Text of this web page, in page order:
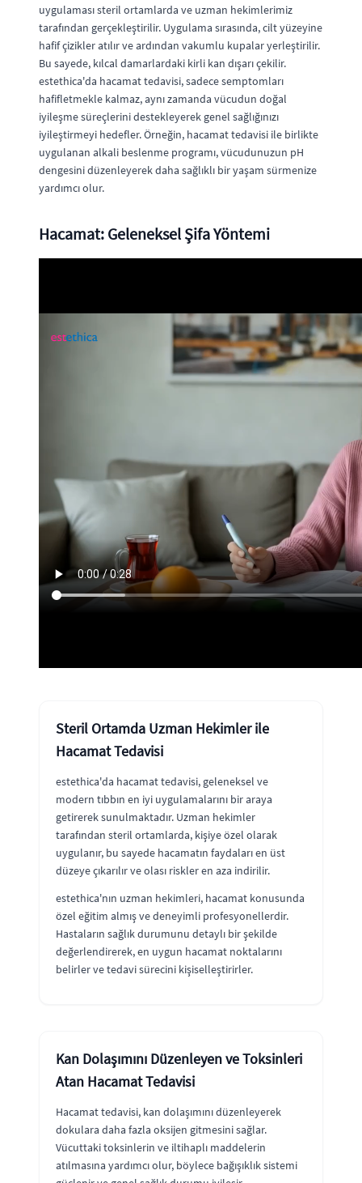
uygulaması steril ortamlarda ve uzman hekimlerimiz
tarafından gerçekleştirilir. Uygulama sırasında, cilt yüzeyine
hafif çizikler atılır ve ardından vakumlu kupalar yerleştirilir.
Bu sayede, kılcal damarlardaki kirli kan dışarı çekilir.
estethica'da hacamat tedavisi, sadece semptomları
hafifletmekle kalmaz, aynı zamanda vücudun doğal
iyileşme süreçlerini destekleyerek genel sağlığınızı
iyileştirmeyi hedefler. Örneğin, hacamat tedavisi ile birlikte
uygulanan alkali beslenme programı, vücudunuzun pH
dengesini düzenleyerek daha sağlıklı bir yaşam sürmenize
yardımcı olur.
Hacamat: Geleneksel Şifa Yöntemi
Steril Ortamda Uzman Hekimler ile
Hacamat Tedavisi
estethica'da hacamat tedavisi, geleneksel ve
modern tıbbın en iyi uygulamalarını bir araya
getirerek sunulmaktadır. Uzman hekimler
tarafından steril ortamlarda, kişiye özel olarak
uygulanır, bu sayede hacamatın faydaları en üst
düzeye çıkarılır ve olası riskler en aza indirilir.
estethica'nın uzman hekimleri, hacamat konusunda
özel eğitim almış ve deneyimli profesyonellerdir.
Hastaların sağlık durumunu detaylı bir şekilde
değerlendirerek, en uygun hacamat noktalarını
belirler ve tedavi sürecini kişiselleştirirler.
Kan Dolaşımını Düzenleyen ve Toksinleri
Atan Hacamat Tedavisi
Hacamat tedavisi, kan dolaşımını düzenleyerek
dokulara daha fazla oksijen gitmesini sağlar.
Vücuttaki toksinlerin ve iltihaplı maddelerin
atılmasına yardımcı olur, böylece bağışıklık sistemi